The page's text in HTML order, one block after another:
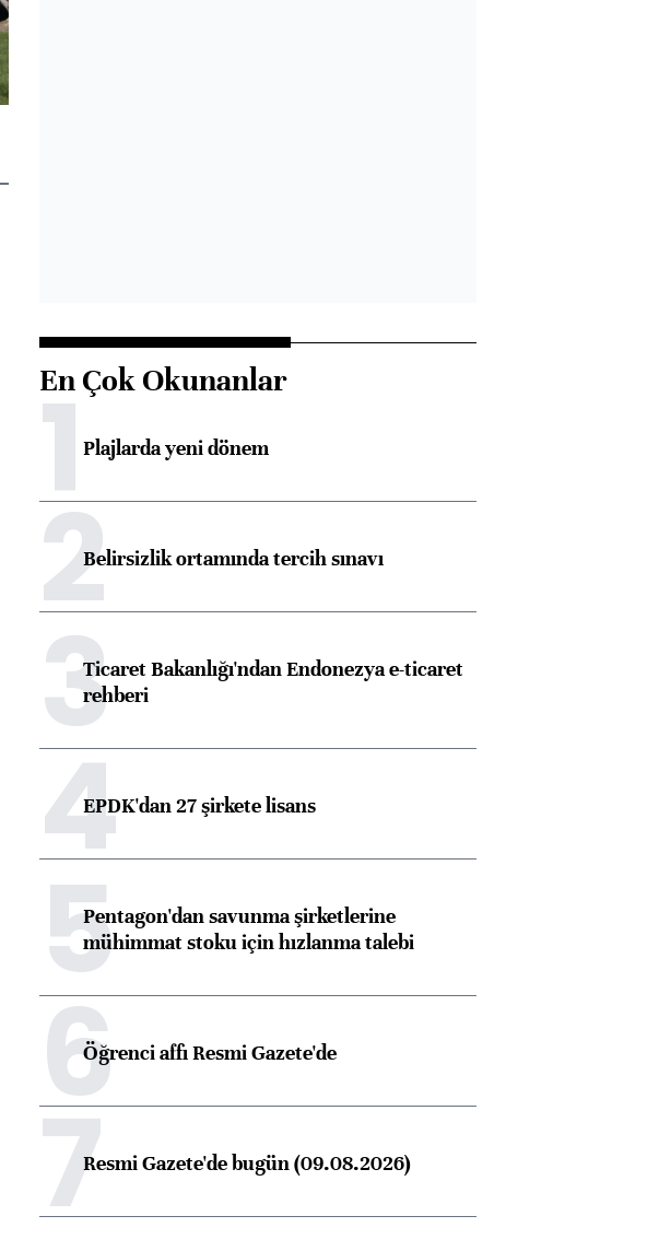
En Çok Okunanlar
1Plajlarda yeni dönem
2Belirsizlik ortamında tercih sınavı
3Ticaret Bakanlığı'ndan Endonezya e-ticaret
rehberi
4EPDK'dan 27 şirkete lisans
5Pentagon'dan savunma şirketlerine
mühimmat stoku için hızlanma talebi
6Öğrenci affı Resmi Gazete'de
7Resmi Gazete'de bugün (09.08.2026)